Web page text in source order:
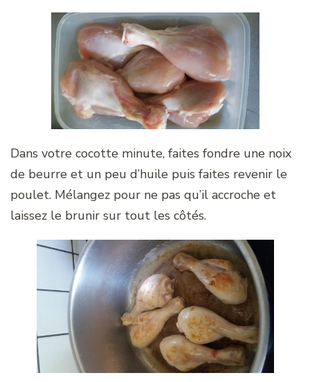
Dans votre cocotte minute, faites fondre une noix
de beurre et un peu d’huile puis faites revenir le
poulet. Mélangez pour ne pas qu’il accroche et
laissez le brunir sur tout les côtés.